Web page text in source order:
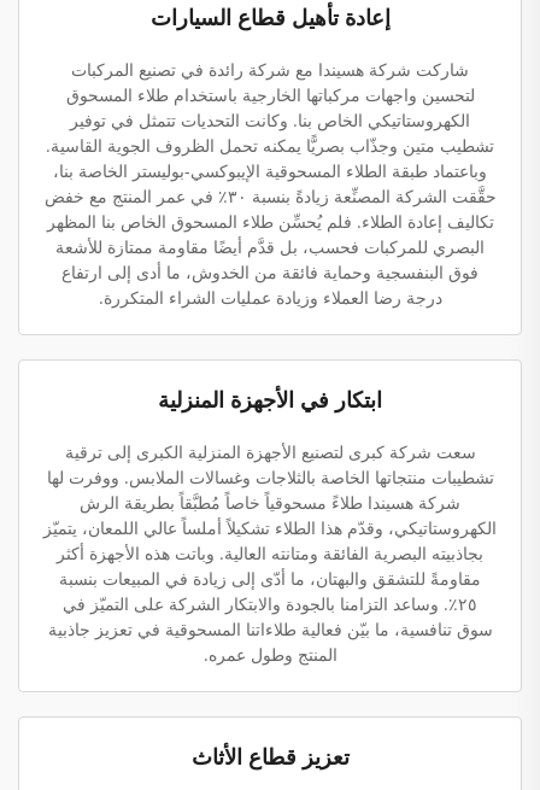
إعادة تأهيل قطاع السيارات
شاركت شركة هسيندا مع شركة رائدة في تصنيع المركبات
لتحسين واجهات مركباتها الخارجية باستخدام طلاء المسحوق
الكهروستاتيكي الخاص بنا. وكانت التحديات تتمثل في توفير
تشطيب متين وجذّاب بصريًّا يمكنه تحمل الظروف الجوية القاسية.
وباعتماد طبقة الطلاء المسحوقية الإيبوكسي-بوليستر الخاصة بنا،
حقَّقت الشركة المصنِّعة زيادةً بنسبة ٣٠٪ في عمر المنتج مع خفض
تكاليف إعادة الطلاء. فلم يُحسِّن طلاء المسحوق الخاص بنا المظهر
البصري للمركبات فحسب، بل قدَّم أيضًا مقاومة ممتازة للأشعة
فوق البنفسجية وحماية فائقة من الخدوش، ما أدى إلى ارتفاع
درجة رضا العملاء وزيادة عمليات الشراء المتكررة.
ابتكار في الأجهزة المنزلية
سعت شركة كبرى لتصنيع الأجهزة المنزلية الكبرى إلى ترقية
تشطيبات منتجاتها الخاصة بالثلاجات وغسالات الملابس. ووفرت لها
شركة هسيندا طلاءً مسحوقياً خاصاً مُطبَّقاً بطريقة الرش
الكهروستاتيكي، وقدّم هذا الطلاء تشكيلاً أملساً عالي اللمعان، يتميّز
بجاذبيته البصرية الفائقة ومتانته العالية. وباتت هذه الأجهزة أكثر
مقاومةً للتشقق والبهتان، ما أدّى إلى زيادة في المبيعات بنسبة
٢٥٪. وساعد التزامنا بالجودة والابتكار الشركة على التميّز في
سوق تنافسية، ما بيّن فعالية طلاءاتنا المسحوقية في تعزيز جاذبية
المنتج وطول عمره.
تعزيز قطاع الأثاث